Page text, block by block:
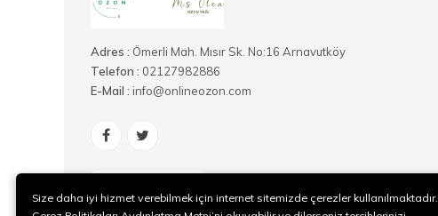
Adres : Ömerli Mah. Mısır Sk. No:16 Arnavutköy
Telefon : 02127982886
E-Mail : info@onlineozon.com
Size daha iyi hizmet verebilmek için internet sitemizde çerezler kullanılmaktadır.